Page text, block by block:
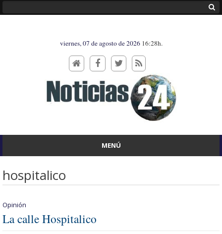
viernes, 07 de agosto de 2026 16:28h.
MENÚ
hospitalico
Opinión
La calle Hospitalico